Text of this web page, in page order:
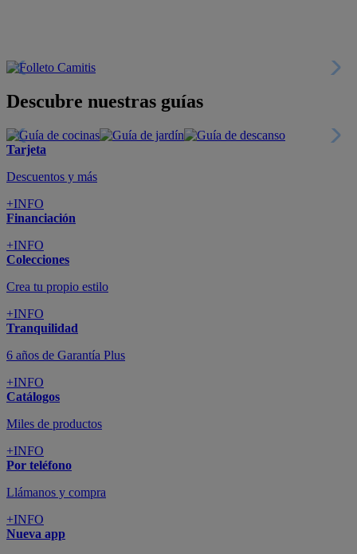
Descubre nuestras guías
Tarjeta
Descuentos y más
+INFO
Financiación
+INFO
Colecciones
Crea tu propio estilo
+INFO
Tranquilidad
6 años de Garantía Plus
+INFO
Catálogos
Miles de productos
+INFO
Por teléfono
Llámanos y compra
+INFO
Nueva app